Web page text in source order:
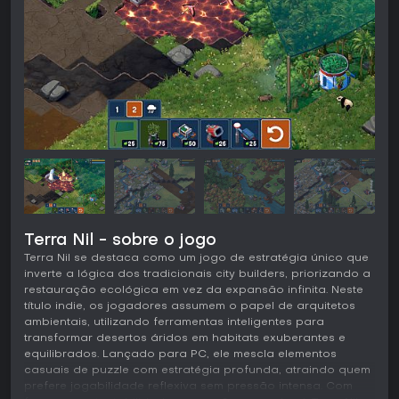
Terra Nil - sobre o jogo
Terra Nil se destaca como um jogo de estratégia único que
inverte a lógica dos tradicionais city builders, priorizando a
restauração ecológica em vez da expansão infinita. Neste
título indie, os jogadores assumem o papel de arquitetos
ambientais, utilizando ferramentas inteligentes para
transformar desertos áridos em habitats exuberantes e
equilibrados. Lançado para PC, ele mescla elementos
casuais de puzzle com estratégia profunda, atraindo quem
prefere jogabilidade reflexiva sem pressão intensa. Com